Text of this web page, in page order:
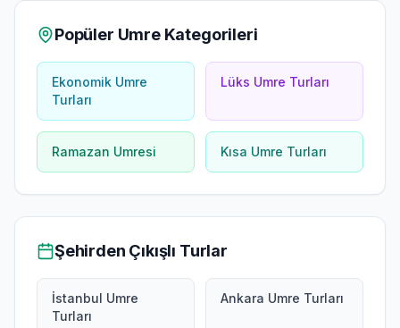
Popüler Umre Kategorileri
Ekonomik Umre
Turları
Lüks Umre Turları
Ramazan Umresi Kısa Umre Turları
Şehirden Çıkışlı Turlar
İstanbul Umre
Turları
Ankara Umre Turları